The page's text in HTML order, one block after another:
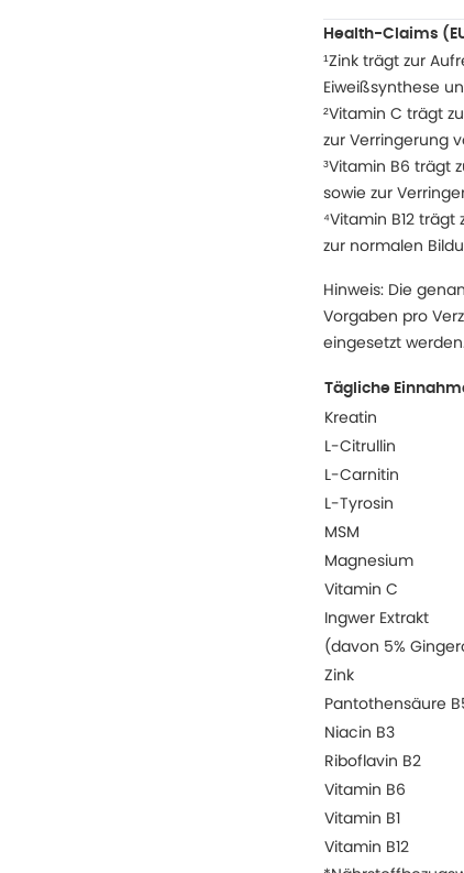
Health-Claims
¹Zink trägt zur
Eiweißsynthese
²Vitamin C trägt
zur Verringerung
³Vitamin B6 trägt
sowie zur
⁴Vitamin B12
zur normalen
Hinweis: Die
Vorgaben pro
eingesetzt
Tägliche
Kreatin
L-Citrullin
L-Carnitin
L-Tyrosin
MSM
Magnesium
Vitamin C
Ingwer Extrakt
(davon 5%
Zink
Pantothensäure
Niacin B3
Riboflavin B2
Vitamin B6
Vitamin B1
Vitamin B12